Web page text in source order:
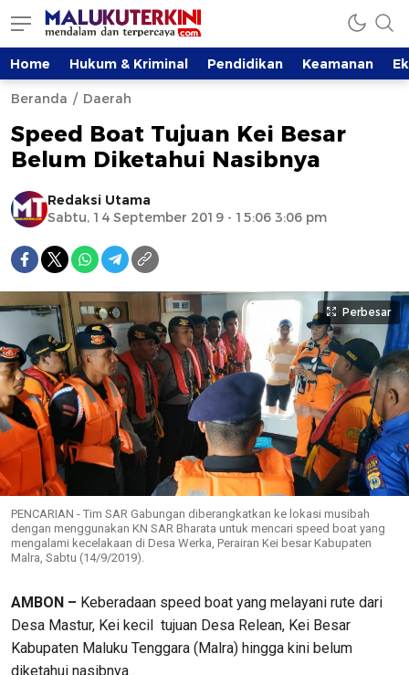
Home Hukum & Kriminal Pendidikan Keamanan
Beranda Daerah
Speed Boat Tujuan Kei Besar
Belum Diketahui Nasibnya
Redaksi Utama
Sabtu, 14 September 2019 - 15:06 3:06 pm
Perbesar
PENCARIAN - Tim SAR Gabungan diberangkatkan ke lokasi musibah
dengan menggunakan KN SAR Bharata untuk mencari speed boat yang
mengalami kecelakaan di Desa Werka, Perairan Kei besar Kabupaten
Malra, Sabtu (14/9/2019).
AMBON – Keberadaan speed boat yang melayani rute dari
Desa Mastur, Kei kecil tujuan Desa Relean, Kei Besar
Kabupaten Maluku Tenggara (Malra) hingga kini belum
diketahui nasibnya.